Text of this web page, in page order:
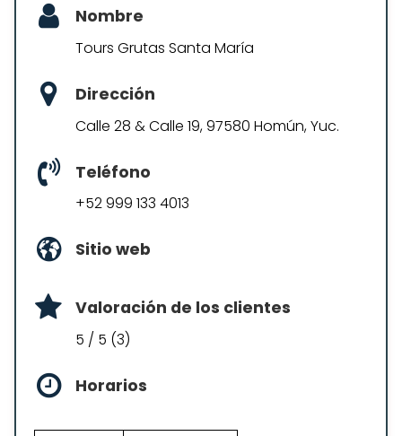
Nombre
Tours Grutas Santa María
Dirección
Calle 28 & Calle 19, 97580 Homún, Yuc.
Teléfono
+52 999 133 4013
Sitio web
Valoración de los clientes
5 / 5 (3)
Horarios